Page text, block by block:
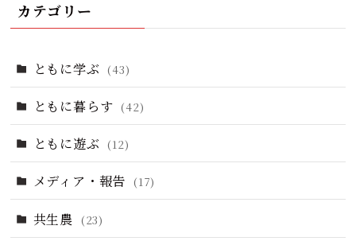
カテゴリー
ともに学ぶ (43)
ともに暮らす (42)
ともに遊ぶ (12)
メディア・報告 (17)
共生農 (23)